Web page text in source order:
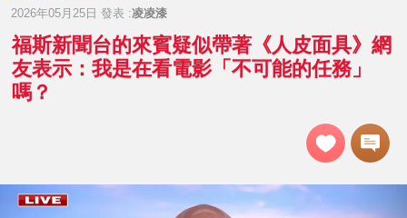
2026年05月25日 發表 :凌凌漆
福斯新聞台的來賓疑似帶著《人皮面具》網
友表示：我是在看電影「不可能的任務」
嗎？